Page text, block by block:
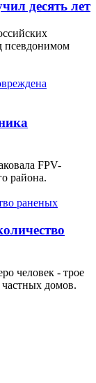
десять лет
псевдонимом
FPV-
района.
человек - трое
домов.